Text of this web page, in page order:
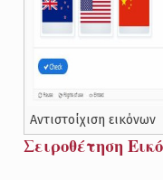
Αντιστοίχιση εικόνων
Σειροθέτηση